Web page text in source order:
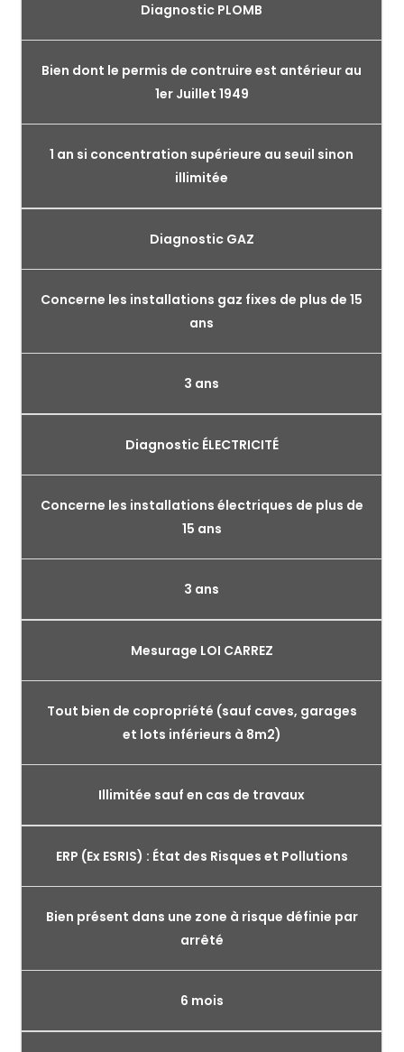
Diagnostic PLOMB
Bien dont le permis de contruire est antérieur au
1er Juillet 1949
1 an si concentration supérieure au seuil sinon
illimitée
Diagnostic GAZ
Concerne les installations gaz fixes de plus de 15
ans
3 ans
Diagnostic ÉLECTRICITÉ
Concerne les installations électriques de plus de
15 ans
3 ans
Mesurage LOI CARREZ
Tout bien de copropriété (sauf caves, garages
et lots inférieurs à 8m2)
Illimitée sauf en cas de travaux
ERP (Ex ESRIS) : État des Risques et Pollutions
Bien présent dans une zone à risque définie par
arrêté
6 mois